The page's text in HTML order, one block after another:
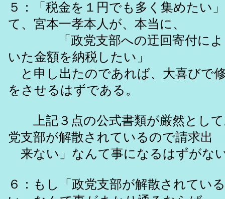
５：「税金を１円でも多く集めたい
て、宮本一孝本人が、本当に、
「政党支部への迂回寄付によ
いた金額を納税したい」
と申し出たのであれば、大喜びで
をさせるはずである。
上記３点の公式書類が厳然として
党支部が解散されているので請求出
来ない」なんて事になるはずがな
６：もし「政党支部が解散されてい